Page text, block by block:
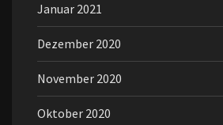
Januar 2021
Dezember 2020
November 2020
Oktober 2020